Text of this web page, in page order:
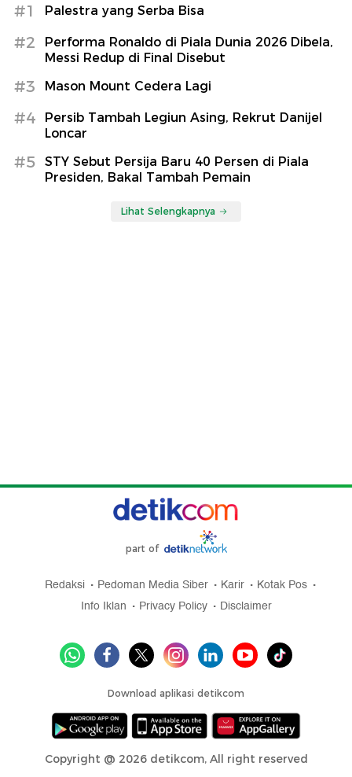
#1 Palestra yang Serba Bisa
#2
Performa Ronaldo di Piala Dunia 2026 Dibela,
Messi Redup di Final Disebut
#3 Mason Mount Cedera Lagi
#4
Persib Tambah Legiun Asing, Rekrut Danijel
Loncar
#5
STY Sebut Persija Baru 40 Persen di Piala
Presiden, Bakal Tambah Pemain
Lihat Selengkapnya
part of
Redaksi Pedoman Media Siber Karir
Kotak Pos
Info Iklan
Privacy Policy Disclaimer
Download aplikasi detikcom
Copyright @ 2026 detikcom, All right reserved